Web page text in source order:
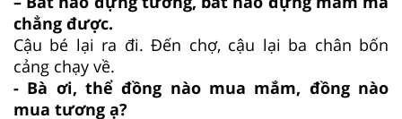
chẳng được.
Cậu bé lại ra đi. Đến chợ, cậu lại ba chân bốn
cảng chạy về.
- Bà ơi, thể đồng nào mua mắm, đồng nào
mua tương ạ?